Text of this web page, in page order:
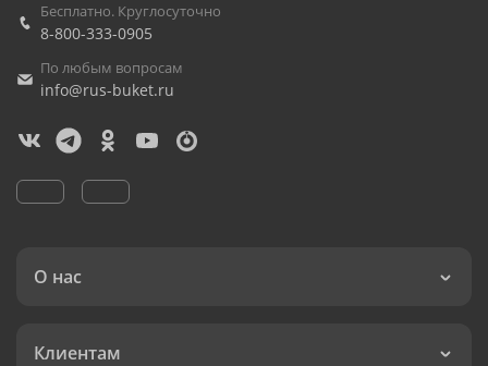
Бесплатно. Круглосуточно
8-800-333-0905
По любым вопросам
info@rus-buket.ru
О нас
Клиентам